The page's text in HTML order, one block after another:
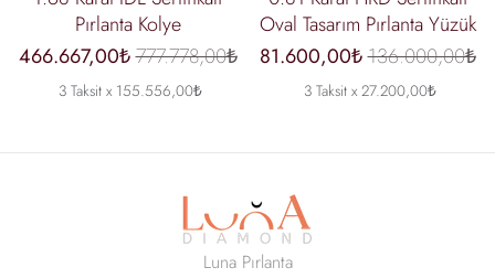
Pırlanta Kolye
466.667,00₺777.778,00₺
3 Taksit x 155.556,00₺
Oval Tasarım Pırlanta Yüzük
81.600,00₺136.000,00₺
3 Taksit x 27.200,00₺
Luna Pırlanta